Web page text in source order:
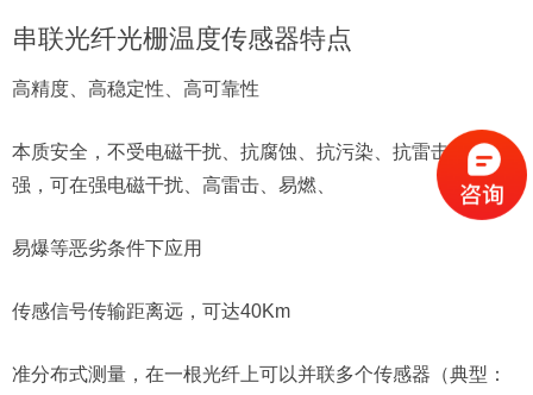
串联光纤光栅温度传感器特点
高精度、高稳定性、高可靠性
本质安全，不受电磁干扰、抗腐蚀、抗污染、抗雷击能力
强，可在强电磁干扰、高雷击、易燃、
易爆等恶劣条件下应用
传感信号传输距离远，可达40Km
准分布式测量，在一根光纤上可以并联多个传感器（典型：